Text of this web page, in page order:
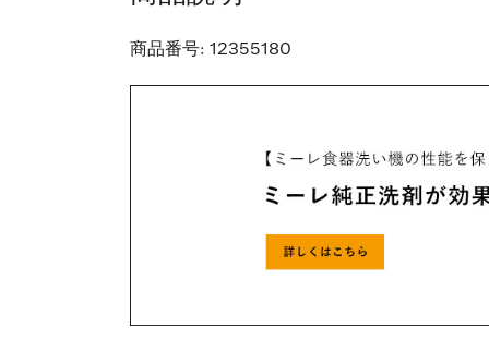
商品番号: 12355180